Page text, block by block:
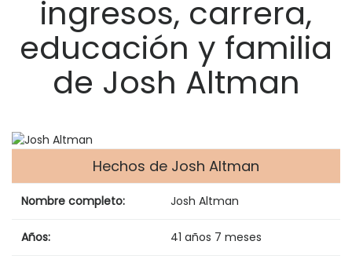
ingresos, carrera,
educación y familia
de Josh Altman
Hechos de Josh Altman
Nombre completo: Josh Altman
Años: 41 años 7 meses